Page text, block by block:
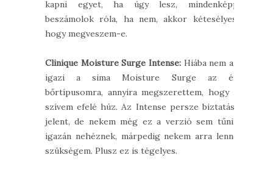
kapni egyet, ha úgy lesz, mindenképp
beszámolok róla, ha nem, akkor kétesélyes,
hogy megveszem-e.
Clinique Moisture Surge Intense:Hiába nem az
igazi a sima Moisture Surge az én
bőrtípusomra, annyira megszerettem, hogy a
szívem efelé húz. Az Intense persze biztatást
jelent, de nekem még ez a verzió sem tűnik
igazán nehéznek, márpedig nekem arra lenne
szükségem. Plusz ez is tégelyes.